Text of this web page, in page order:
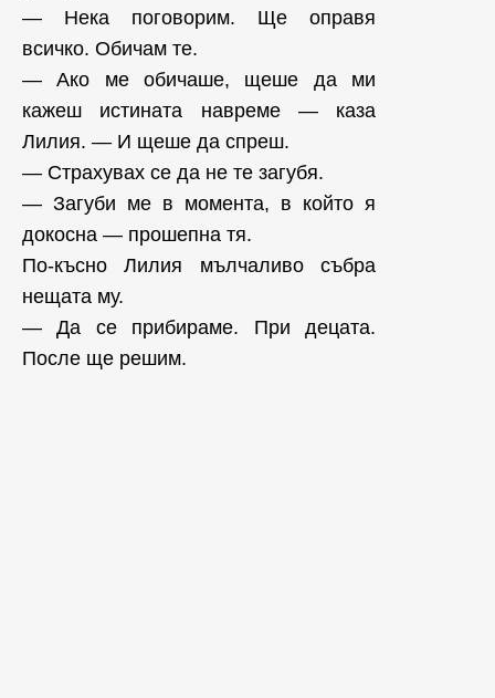
— Нека поговорим. Ще оправя
всичко. Обичам те.
— Ако ме обичаше, щеше да ми
кажеш истината навреме — каза
Лилия. — И щеше да спреш.
— Страхувах се да не те загубя.
— Загуби ме в момента, в който я
докосна — прошепна тя.
По-късно Лилия мълчаливо събра
нещата му.
— Да се прибираме. При децата.
После ще решим.